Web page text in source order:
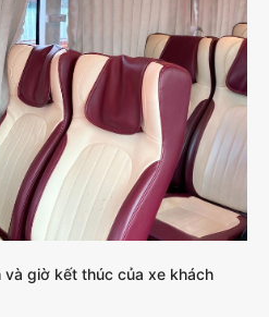
và giờ kết thúc của xe khách